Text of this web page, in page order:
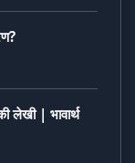
| भावार्थ